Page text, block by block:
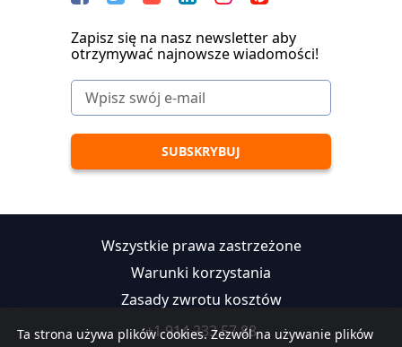
Ta strona używa plików cookies. Zezwól na używanie plików
Zapisz się na nasz newsletter aby
otrzymywać najnowsze wiadomości!
Wszystkie prawa zastrzeżone
Warunki korzystania
Zasady zwrotu kosztów
+1 914 233 57 88